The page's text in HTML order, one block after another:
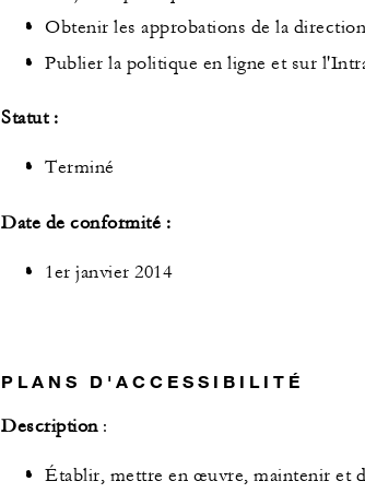
Obtenir les approbations de la direction
Publier la politique en ligne et sur
Statut :
Terminé
Date de conformité :
1er janvier 2014
PLANS D'ACCESSIBILITÉ
Description:
Établir, mettre en œuvre, maintenir et